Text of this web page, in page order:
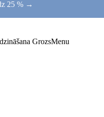
25 % →
GrozsMenu